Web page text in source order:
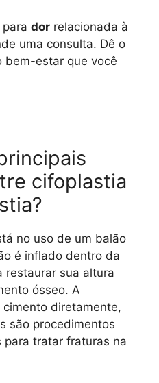
dor relacionada à
uma consulta. Dê o
bem-estar que você
cifoplastia
no uso de um balão
é inflado dentro da
sua altura
ósseo. A
diretamente,
são procedimentos
para tratar fraturas na